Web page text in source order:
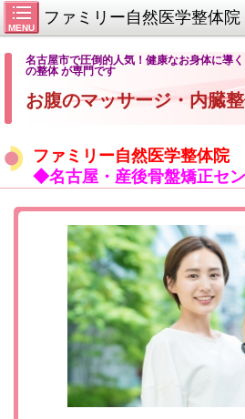
MENU
ファミリー自然医学整体院
名古屋市で圧倒的人気！健康なお身体に導
の整体 が専門です
お腹のマッサージ・内臓
ファミリー自然医学整体院
◆名古屋・産後骨盤矯正セ